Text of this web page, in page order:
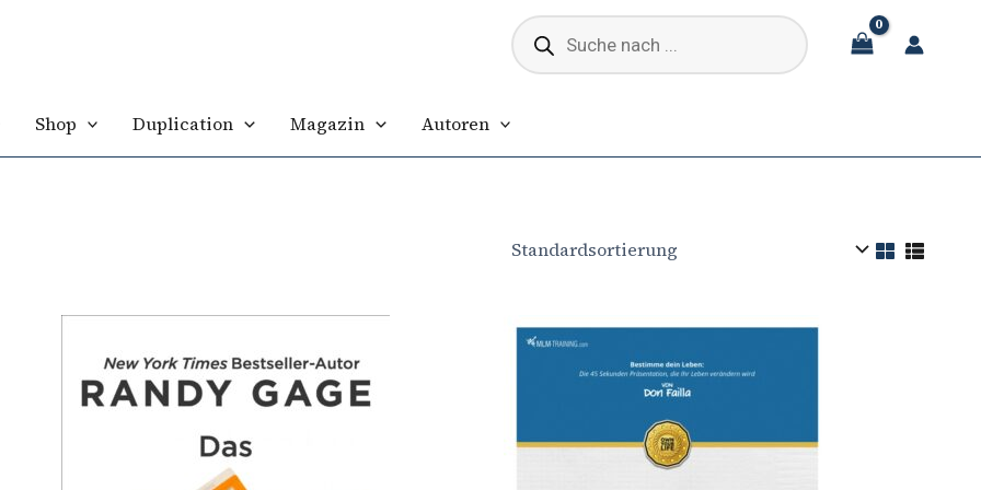
Products
search
Shop Duplication Magazin Autoren